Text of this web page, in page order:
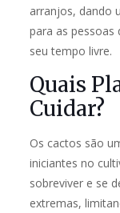
arranjos, dando
para as pessoas
seu tempo livre.
Quais
Cuidar?
Os cactos são
iniciantes no
sobreviver e se
extremas,